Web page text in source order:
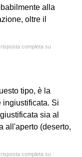
alla
oltre il
completa su
tipo, è la
ingiustificata. Si
sia al
all'aperto (deserto,
completa su